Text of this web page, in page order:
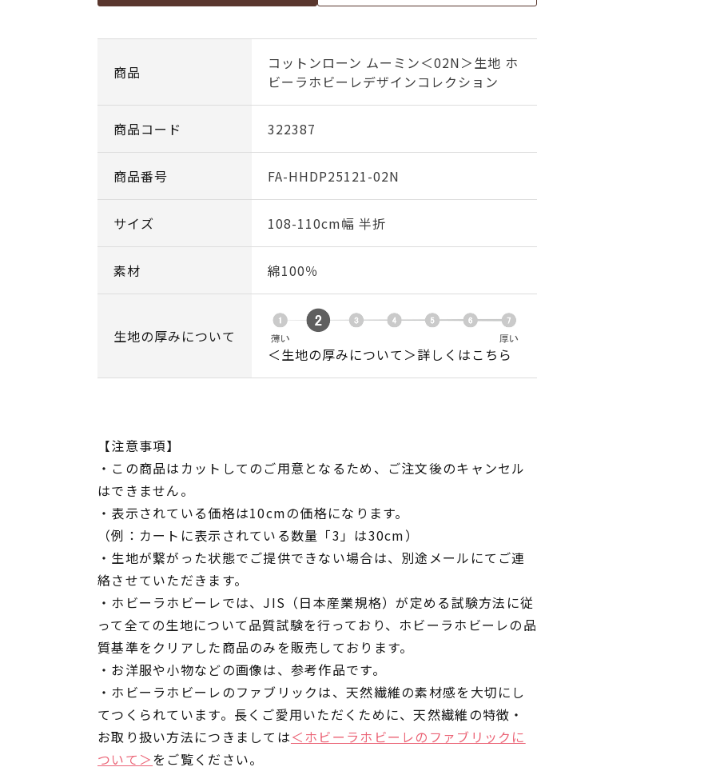
商品
コットンローン ムーミン＜02N＞生地 ホ
ビーラホビーレデザインコレクション
商品コード 322387
商品番号 FA-HHDP25121-02N
サイズ 108-110cm幅 半折
素材 綿100％
生地の厚みについて
＜生地の厚みについて＞詳しくはこちら
【注意事項】
・この商品はカットしてのご用意となるため、ご注文後のキャンセル
はできません。
・表示されている価格は10cmの価格になります。
（例：カートに表示されている数量「3」は30cm）
・生地が繋がった状態でご提供できない場合は、別途メールにてご連
絡させていただきます。
・ホビーラホビーレでは、JIS（日本産業規格）が定める試験方法に従
って全ての生地について品質試験を行っており、ホビーラホビーレの品
質基準をクリアした商品のみを販売しております。
・お洋服や小物などの画像は、参考作品です。
・ホビーラホビーレのファブリックは、天然繊維の素材感を大切にし
てつくられています。長くご愛用いただくために、天然繊維の特徴・
お取り扱い方法につきましては＜ホビーラホビーレのファブリックに
ついて＞をご覧ください。